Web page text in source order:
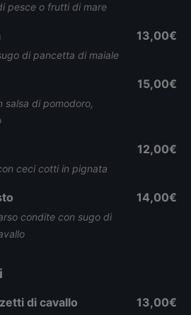
pesce o frutti di mare
di pancetta di maiale
13,00€
salsa di pomodoro,
15,00€
ceci cotti in pignata
12,00€
condite con sugo di
14,00€
di cavallo 13,00€